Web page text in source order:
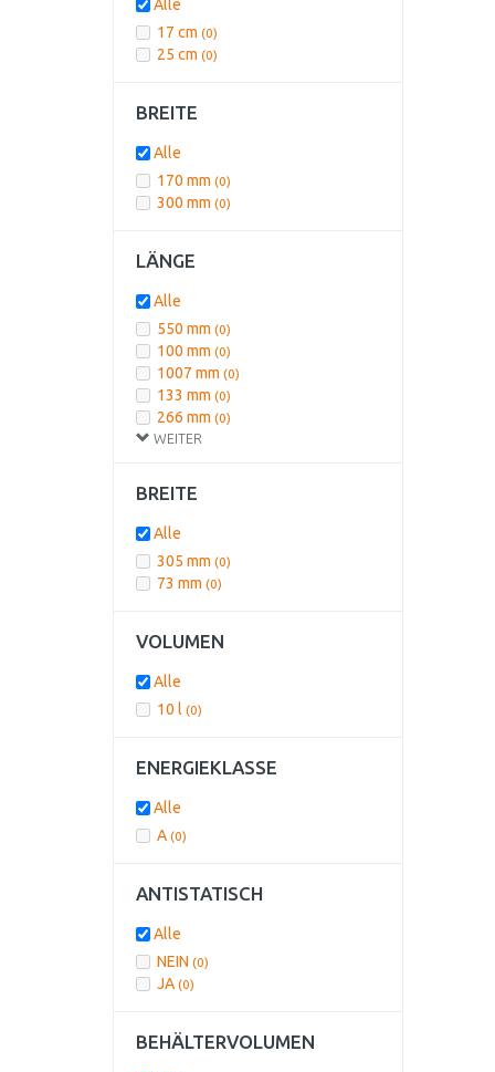
DOMO
DREAME
28,8 V(0)
3,7 V (0)
Alle
17 cm (0)
25 cm (0)
BREITE
Alle
170 mm (0)
300 mm (0)
LÄNGE
WEITER
Alle
550 mm (0)
100 mm (0)
1007 mm (0)
133 mm (0)
266 mm (0)
350 mm
505 mm
BREITE
Alle
305 mm (0)
73 mm (0)
VOLUMEN
Alle
10 l (0)
ENERGIEKLASSE
Alle
A (0)
ANTISTATISCH
Alle
NEIN (0)
JA (0)
BEHÄLTERVOLUMEN